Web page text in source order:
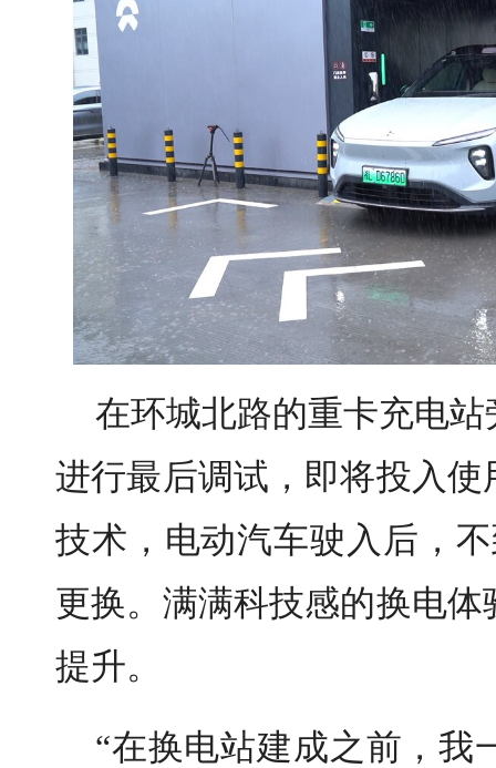
在环城北路的重卡充电
进行最后调试，即将投入
技术，电动汽车驶入后，
更换。满满科技感的换电
提升。
“在换电站建成之前，我